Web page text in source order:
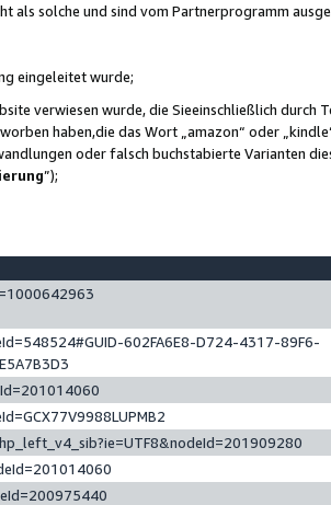
solche und sind vom Partnerprogramm
eingeleitet wurde;
verwiesen wurde, die Sieeinschließlich durch
haben,die das Wort „amazon“ oder
oder falsch buchstabierte Varianten
”);
602FA6E8-D724-4317-89F6-